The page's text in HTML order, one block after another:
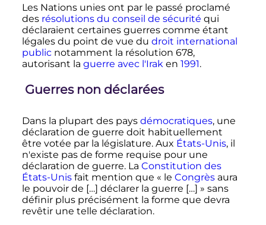
Les Nations unies ont par le passé proclamé
des résolutions du conseil de sécurité qui
déclaraient certaines guerres comme étant
légales du point de vue du droit international
publicnotamment la résolution 678,
autorisant la guerre avec l'Iraken 1991.
Guerres non déclarées
Dans la plupart des pays démocratiques, une
déclaration de guerre doit habituellement
être votée par la législature. Aux États-Unis, il
n'existe pas de forme requise pour une
déclaration de guerre. La Constitution des
États-Unisfait mention que « le Congrèsaura
le pouvoir de […] déclarer la guerre […] » sans
définir plus précisément la forme que devra
revêtir une telle déclaration.